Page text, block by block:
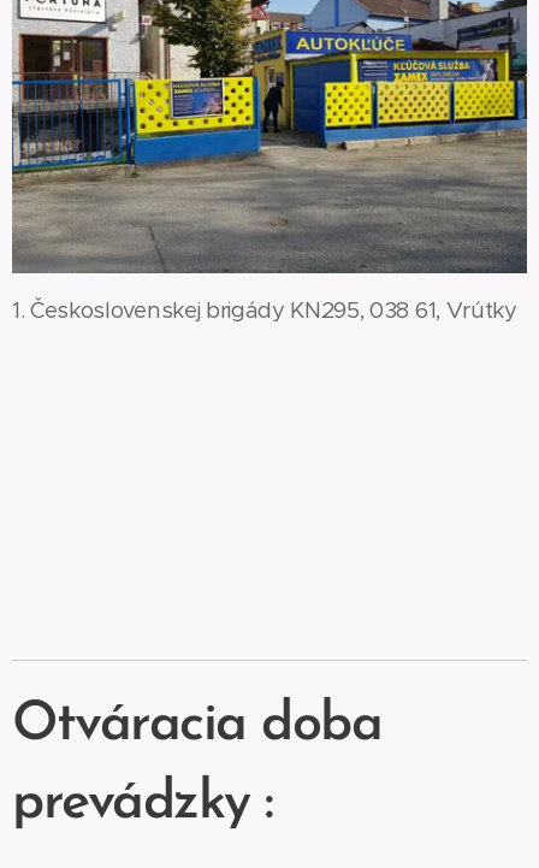
1. Československej brigády KN295, 038 61, Vrútky
Otváracia doba
prevádzky :